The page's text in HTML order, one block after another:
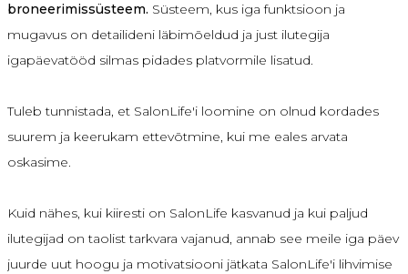
broneerimissüsteem. Süsteem, kus iga funktsioon ja
mugavus on detailideni läbimõeldud ja just ilutegija
igapäevatööd silmas pidades platvormile lisatud.
Tuleb tunnistada, et SalonLife'i loomine on olnud kordades
suurem ja keerukam ettevõtmine, kui me eales arvata
oskasime.
Kuid nähes, kui kiiresti on SalonLife kasvanud ja kui paljud
ilutegijad on taolist tarkvara vajanud, annab see meile iga päev
juurde uut hoogu ja motivatsiooni jätkata SalonLife'i lihvimise